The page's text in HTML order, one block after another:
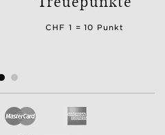
CHF 1 = 10 Punkt